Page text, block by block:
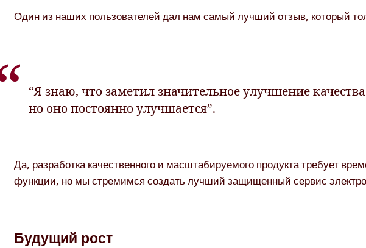
Один из наших пользователей дал намсамый лучший отзыв, который
“Я знаю, что заметил значительное улучшение
но оно постоянно улучшается”.
Да, разработка качественного и масштабируемого продукта требует
функции, но мы стремимся создать лучший защищенный сервис
Будущий рост